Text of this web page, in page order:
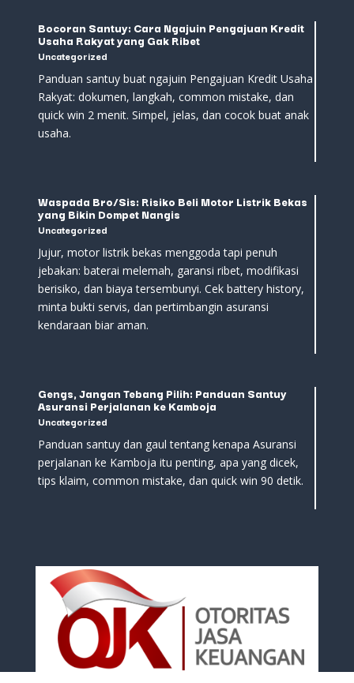
Bocoran Santuy: Cara Ngajuin Pengajuan Kredit
Usaha Rakyat yang Gak Ribet
Uncategorized
Panduan santuy buat ngajuin Pengajuan Kredit Usaha
Rakyat: dokumen, langkah, common mistake, dan
quick win 2 menit. Simpel, jelas, dan cocok buat anak
usaha.
Waspada Bro/Sis: Risiko Beli Motor Listrik Bekas
yang Bikin Dompet Nangis
Uncategorized
Jujur, motor listrik bekas menggoda tapi penuh
jebakan: baterai melemah, garansi ribet, modifikasi
berisiko, dan biaya tersembunyi. Cek battery history,
minta bukti servis, dan pertimbangin asuransi
kendaraan biar aman.
Gengs, Jangan Tebang Pilih: Panduan Santuy
Asuransi Perjalanan ke Kamboja
Uncategorized
Panduan santuy dan gaul tentang kenapa Asuransi
perjalanan ke Kamboja itu penting, apa yang dicek,
tips klaim, common mistake, dan quick win 90 detik.